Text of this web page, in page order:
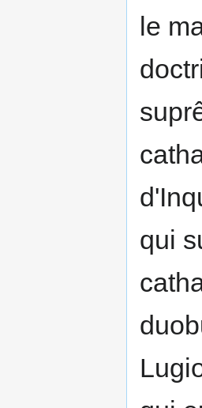
le
qui